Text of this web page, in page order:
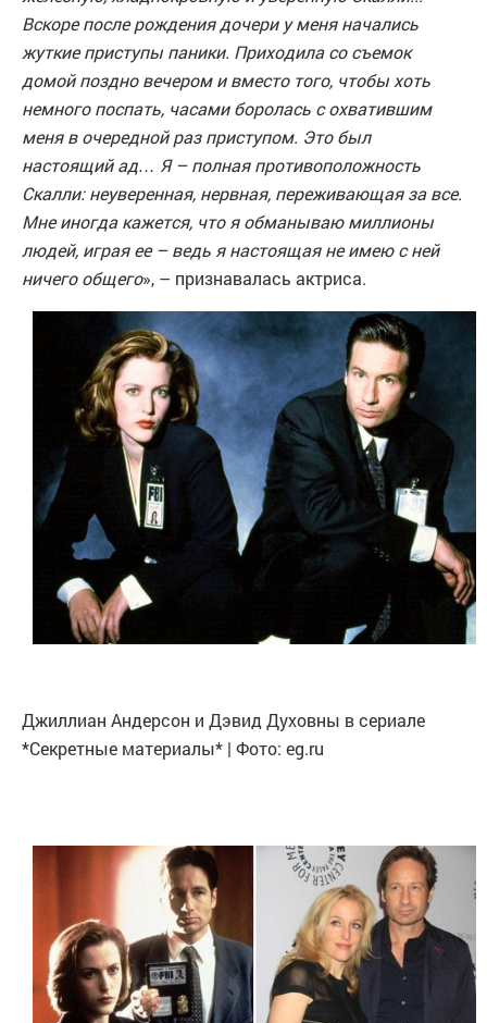
Вскоре после рождения дочери у меня начались
жуткие приступы паники. Приходила со съемок
домой поздно вечером и вместо того, чтобы хоть
немного поспать, часами боролась с охватившим
меня в очередной раз приступом. Это был
настоящий ад… Я – полная противоположность
Скалли: неуверенная, нервная, переживающая за все.
Мне иногда кажется, что я обманываю миллионы
людей, играя ее – ведь я настоящая не имею с ней
ничего общего», – признавалась актриса.
Джиллиан Андерсон и Дэвид Духовны в сериале
*Секретные материалы* | Фото: eg.ru